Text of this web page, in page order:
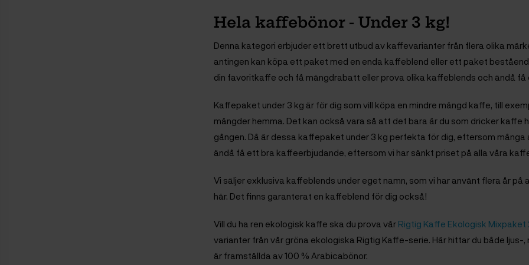
Hela kaffebönor - Under 3 kg!
Denna kategori erbjuder ett brett utbud av kaffevarianter från flera olika
antingen kan köpa ett paket med en enda kaffeblend eller ett paket
din favoritkaffe och få mängdrabatt eller prova olika kaffeblends och ändå få
Kaffepaket under 3 kg är för dig som vill köpa en mindre mängd kaffe, till
mängder hemma. Det kan också vara så att det bara är du som dricker kaffe
gången. Då är dessa kaffepaket under 3 kg perfekta för dig, eftersom
ändå få ett bra kaffeerbjudande, eftersom vi har sänkt priset på alla våra
Vi säljer exklusiva kaffeblends under eget namn, som vi har använt flera år
här. Det finns garanterat en kaffeblend för dig också!
Vill du ha ren ekologisk kaffe ska du prova vår Rigtig Kaffe Ekologisk Mixpaket
varianter från vår gröna ekologiska Rigtig Kaffe-serie. Här hittar du både
är framställda av 100 % Arabicabönor.